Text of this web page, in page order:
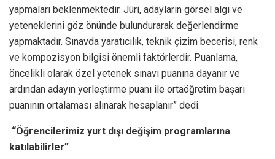
yapmaları beklenmektedir. Jüri, adayların görsel algı ve
yeteneklerini göz önünde bulundurarak değerlendirme
yapmaktadır. Sınavda yaratıcılık, teknik çizim becerisi, renk
ve kompozisyon bilgisi önemli faktörlerdir. Puanlama,
öncelikli olarak özel yetenek sınavı puanına dayanır ve
ardından adayın yerleştirme puanı ile ortaöğretim başarı
puanının ortalaması alınarak hesaplanır” dedi.
“Öğrencilerimiz yurt dışı değişim programlarına
katılabilirler”